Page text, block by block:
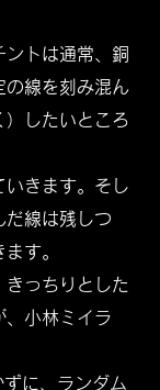
トは通常、銅
の線を刻み混ん
）したいところ
いきます。そし
だ線は残しつ
す。
きっちりとした
、小林ミイラ
に、ランダム